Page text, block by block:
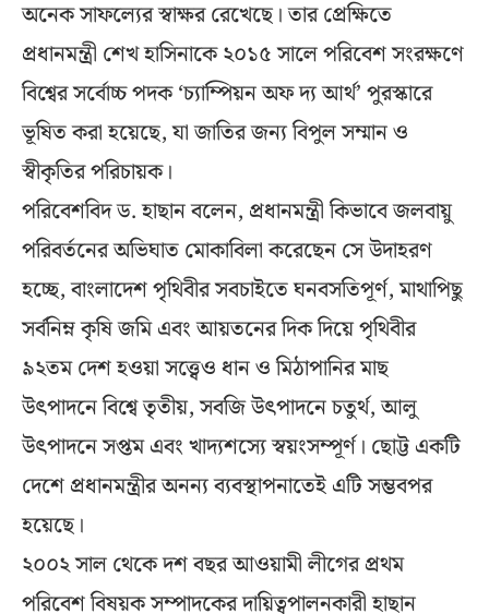
অনেক সাফল্যের স্বাক্ষর রেখেছে। তার প্রেক্ষিতে
প্রধানমন্ত্রী শেখ হাসিনাকে ২০১৫ সালে পরিবেশ সংরক্ষণে
বিশ্বের সর্বোচ্চ পদক ‘চ্যাম্পিয়ন অফ দ্য আর্থ’ পুরস্কারে
ভূষিত করা হয়েছে, যা জাতির জন্য বিপুল সম্মান ও
স্বীকৃতির পরিচায়ক।
পরিবেশবিদ ড. হাছান বলেন, প্রধানমন্ত্রী কিভাবে জলবায়ু
পরিবর্তনের অভিঘাত মোকাবিলা করেছেন সে উদাহরণ
হচ্ছে, বাংলাদেশ পৃথিবীর সবচাইতে ঘনবসতিপূর্ণ, মাথাপিছু
সর্বনিম্ন কৃষি জমি এবং আয়তনের দিক দিয়ে পৃথিবীর
৯২তম দেশ হওয়া সত্ত্বেও ধান ও মিঠাপানির মাছ
উৎপাদনে বিশ্বে তৃতীয়, সবজি উৎপাদনে চতুর্থ, আলু
উৎপাদনে সপ্তম এবং খাদ্যশস্যে স্বয়ংসম্পূর্ণ। ছোট্ট একটি
দেশে প্রধানমন্ত্রীর অনন্য ব্যবস্থাপনাতেই এটি সম্ভবপর
হয়েছে।
২০০২ সাল থেকে দশ বছর আওয়ামী লীগের প্রথম
পরিবেশ বিষয়ক সম্পাদকের দায়িত্বপালনকারী হাছান